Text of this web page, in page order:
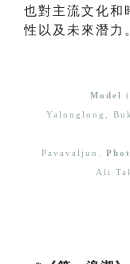
也對主流文化和
性以及未來潛力
Model
Yalonglong,
Pavavaljun.
Ali